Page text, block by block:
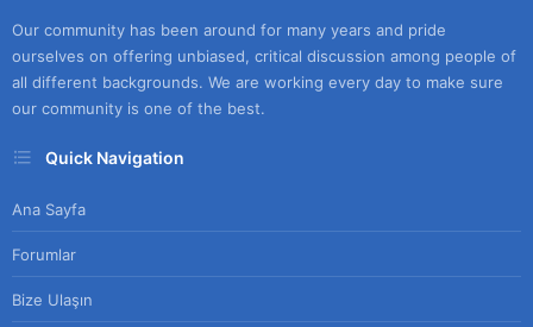
Our community has been around for many years and pride
ourselves on offering unbiased, critical discussion among people of
all different backgrounds. We are working every day to make sure
our community is one of the best.
Quick Navigation
Ana Sayfa
Forumlar
Bize Ulaşın